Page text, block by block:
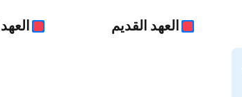
العهد القديم